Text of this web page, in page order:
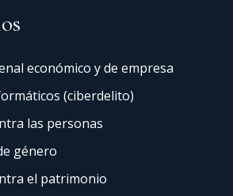
económico y de empresa
(ciberdelito)
las personas
género
el patrimonio